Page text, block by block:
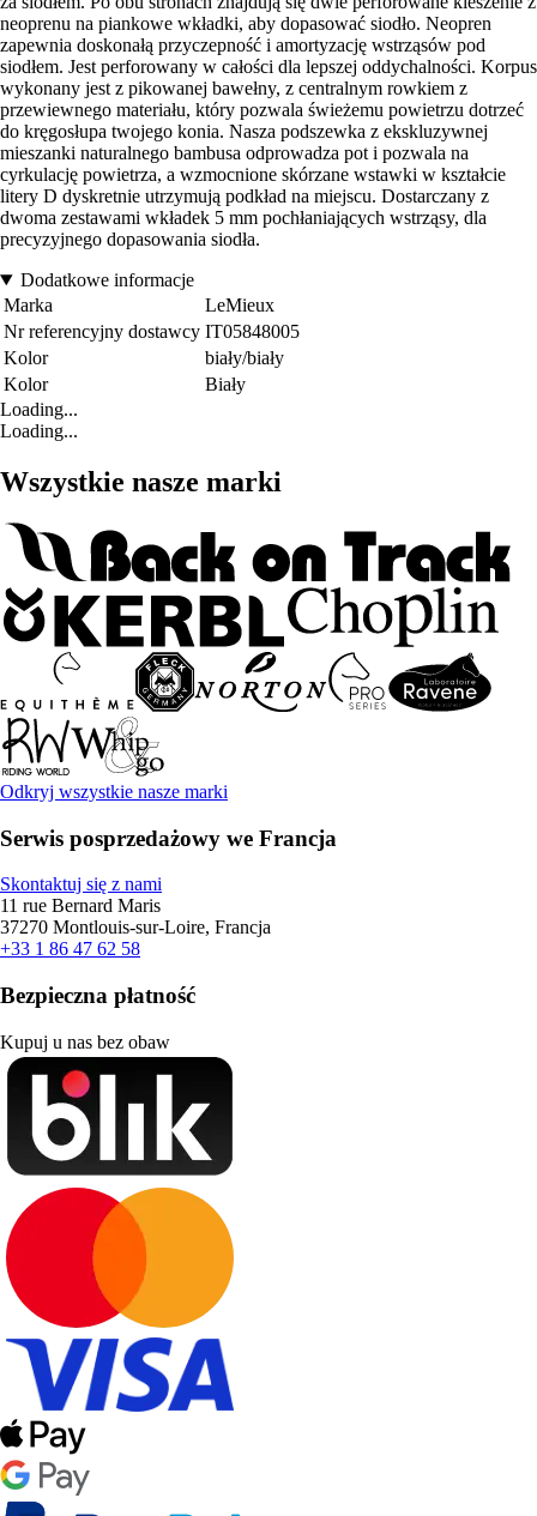
neoprenu na piankowe wkładki, aby dopasować siodło. Neopren
zapewnia doskonałą przyczepność i amortyzację wstrząsów pod
siodłem. Jest perforowany w całości dla lepszej oddychalności. Korpus
wykonany jest z pikowanej bawełny, z centralnym rowkiem z
przewiewnego materiału, który pozwala świeżemu powietrzu dotrzeć
do kręgosłupa twojego konia. Nasza podszewka z ekskluzywnej
mieszanki naturalnego bambusa odprowadza pot i pozwala na
cyrkulację powietrza, a wzmocnione skórzane wstawki w kształcie
litery D dyskretnie utrzymują podkład na miejscu. Dostarczany z
dwoma zestawami wkładek 5 mm pochłaniających wstrząsy, dla
precyzyjnego dopasowania siodła.
Dodatkowe informacje
Marka
LeMieux
Nr referencyjny dostawcy IT05848005
Kolor
biały/biały
Kolor
Biały
Loading...
Loading...
Wszystkie nasze marki
Odkryj wszystkie nasze marki
Serwis posprzedażowy we Francja
Skontaktuj się z nami
11 rue Bernard Maris
37270 Montlouis-sur-Loire, Francja
+33 1 86 47 62 58
Bezpieczna płatność
Kupuj u nas bez obaw